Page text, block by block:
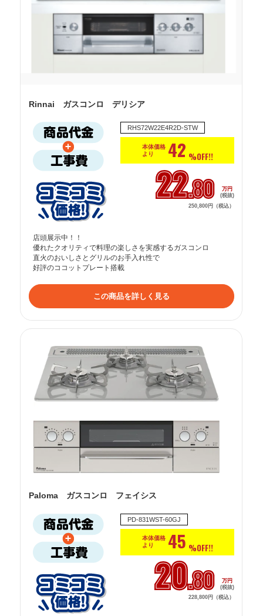
Rinnai ガスコンロ デリシア
RHS72W22E4R2D-STW
本体価格
より
42 %OFF!!
22.80
万円
(税抜)
250,800円（税込）
店頭展示中！！
優れたクオリティで料理の楽しさを実感するガスコンロ
直火のおいしさとグリルのお手入れ性で
好評のココットプレート搭載
この商品を詳しく見る
PaIoma ガスコンロ フェイシス
PD-831WST-60GJ
本体価格
より
45 %OFF!!
20.80
万円
(税抜)
228,800円（税込）